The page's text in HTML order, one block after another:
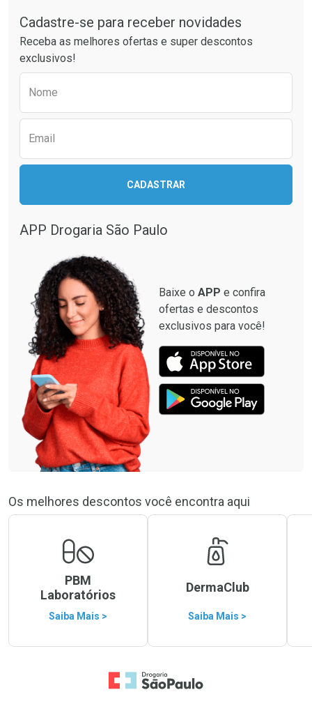
Comprar sem Desconto
Por R$ 664,02/cada
Comprar sem Desconto
Ativar Desconto
Comprar sem Desconto
Cadastre-se para receber novidades
Receba as melhores ofertas e super descontos
exclusivos!
Nome
Email
CADASTRAR
APP Drogaria São Paulo
Baixe o APP e confira
ofertas e descontos
exclusivos para você!
Os melhores descontos você encontra aqui
PBM
Laboratórios
Saiba Mais >
DermaClub
Saiba Mais >
Ir para a Home